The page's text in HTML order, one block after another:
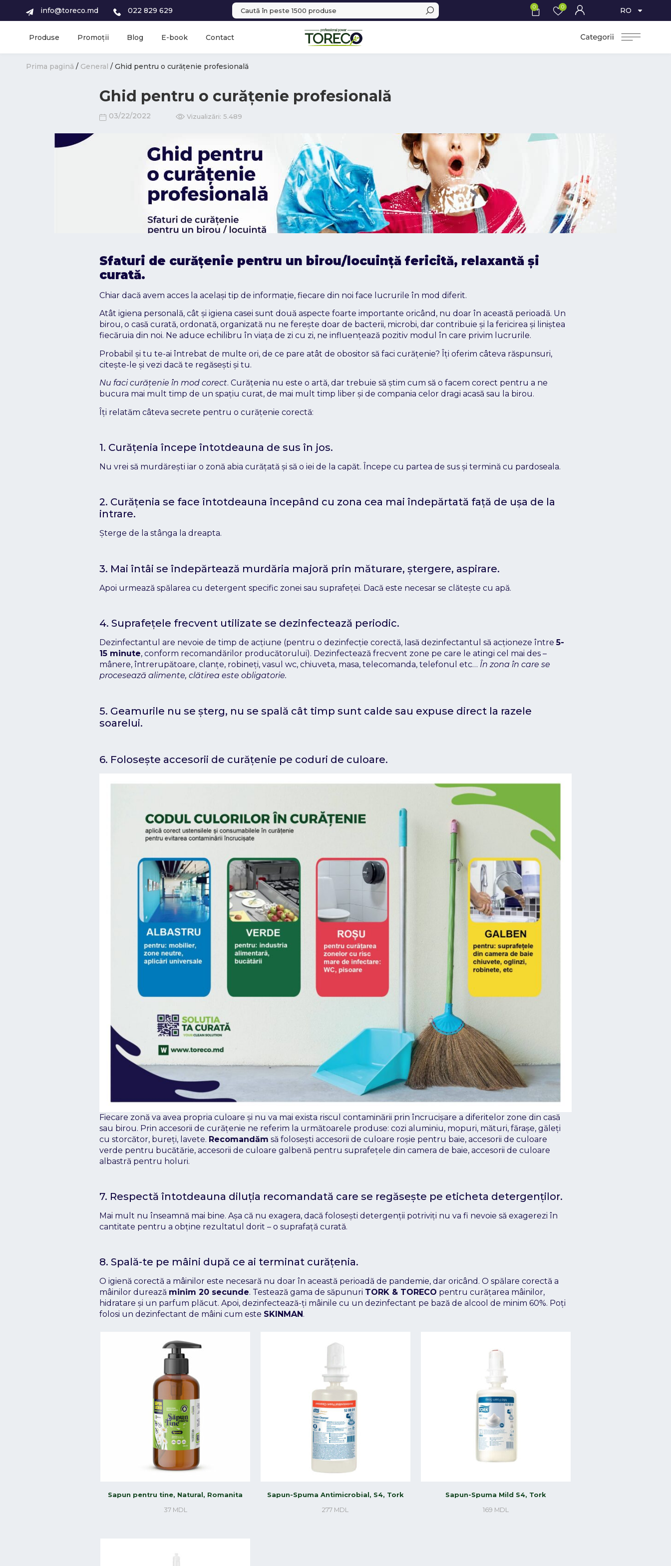
info@toreco.md 022 829 629 0 0 RO
Produse Promoții Blog E-book Contact
Prima pagină / General / Ghid pentru o curățenie profesională
Ghid pentru o curățenie profesională
03/22/2022 Vizualizări: 5.489
Sfaturi de curățenie pentru un birou/locuință fericită, relaxantă și
curată.
Chiar dacă avem acces la același tip de informație, fiecare din noi face lucrurile în mod diferit.
Atât igiena personală, cât și igiena casei sunt două aspecte foarte importante oricând, nu doar în această perioadă. Un
birou, o casă curată, ordonată, organizată nu ne ferește doar de bacterii, microbi, dar contribuie și la fericirea și liniștea
fiecăruia din noi. Ne aduce echilibru în viața de zi cu zi, ne influențează pozitiv modul în care privim lucrurile.
Probabil și tu te-ai întrebat de multe ori, de ce pare atât de obositor să faci curățenie? Îți oferim câteva răspunsuri,
citește-le și vezi dacă te regăsești și tu.
Nu faci curățenie în mod corect. Curățenia nu este o artă, dar trebuie să știm cum să o facem corect pentru a ne
bucura mai mult timp de un spațiu curat, de mai mult timp liber și de compania celor dragi acasă sau la birou.
Îți relatăm câteva secrete pentru o curățenie corectă:
1. Curățenia începe întotdeauna de sus în jos.
Nu vrei să murdărești iar o zonă abia curățată și să o iei de la capăt. Începe cu partea de sus și termină cu pardoseala.
2. Curățenia se face întotdeauna începând cu zona cea mai îndepărtată față de ușa de la
intrare.
Șterge de la stânga la dreapta.
3. Mai întâi se îndepărtează murdăria majoră prin măturare, ștergere, aspirare.
Apoi urmează spălarea cu detergent specific zonei sau suprafeței. Dacă este necesar se clătește cu apă.
4. Suprafețele frecvent utilizate se dezinfectează periodic.
Dezinfectantul are nevoie de timp de acțiune (pentru o dezinfecție corectă, lasă dezinfectantul să acționeze între5-
15 minute, conform recomandărilor producătorului). Dezinfectează frecvent zone pe care le atingi cel mai des –
mânere, întrerupătoare, clanțe, robineți, vasul wc, chiuveta, masa, telecomanda, telefonul etc… În zona în care se
procesează alimente, clătirea este obligatorie.
5. Geamurile nu se șterg, nu se spală cât timp sunt calde sau expuse direct la razele
soarelui.
6. Folosește accesorii de curățenie pe coduri de culoare.
Fiecare zonă va avea propria culoare și nu va mai exista riscul contaminării prin încrucișare a diferitelor zone din casă
sau birou. Prin accesorii de curățenie ne referim la următoarele produse: cozi aluminiu, mopuri, mături, fărașe, găleți
cu storcător, bureți, lavete. Recomandăm să folosești accesorii de culoare roșie pentru baie, accesorii de culoare
verde pentru bucătărie, accesorii de culoare galbenă pentru suprafețele din camera de baie, accesorii de culoare
albastră pentru holuri.
7. Respectă întotdeauna diluția recomandată care se regăsește pe eticheta detergenților.
Mai mult nu înseamnă mai bine. Așa că nu exagera, dacă folosești detergenții potriviți nu va fi nevoie să exagerezi în
cantitate pentru a obține rezultatul dorit – o suprafață curată.
8. Spală-te pe mâini după ce ai terminat curățenia.
O igienă corectă a mâinilor este necesară nu doar în această perioadă de pandemie, dar oricând. O spălare corectă a
mâinilor durează minim 20 secunde. Testează gama de săpunuri TORK & TORECO pentru curățarea mâinilor,
hidratare și un parfum plăcut. Apoi, dezinfectează-ți mâinile cu un dezinfectant pe bază de alcool de minim 60%. Poți
folosi un dezinfectant de mâini cum este SKINMAN .
Sapun pentru tine, Natural, Romanita
37 MDL
Sapun-Spuma Antimicrobial, S4, Tork
277 MDL
Sapun-Spuma Mild S4, Tork
169 MDL